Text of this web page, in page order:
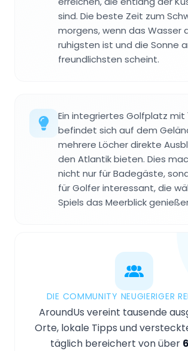
sind. Die beste Zeit zum
morgens, wenn das Wasser
ruhigsten ist und die Sonne
freundlichsten scheint.
Ein integriertes Golfplatz mit
befindet sich auf dem
mehrere Löcher direkte
den Atlantik bieten. Dies
nicht nur für Badegäste,
für Golfer interessant, die
Spiels das Meerblick
DIE COMMUNITY NEUGIERIGER
AroundUs vereint tausende
Orte, lokale Tipps und
täglich bereichert von über